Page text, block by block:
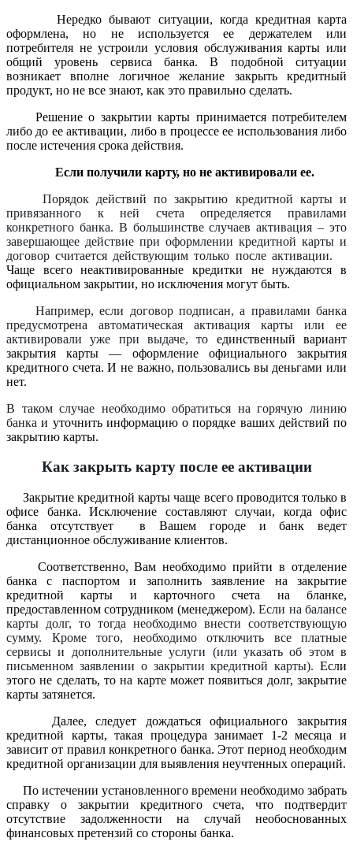
Нередко бывают ситуации, когда кредитная карта
оформлена, но не используется ее держателем или
потребителя не устроили условия обслуживания карты или
общий уровень сервиса банка. В подобной ситуации
возникает вполне логичное желание закрыть кредитный
продукт, но не все знают, как это правильно сделать.
Решение о закрытии карты принимается потребителем
либо до ее активации, либо в процессе ее использования либо
после истечения срока действия.
Если получили карту, но не активировали ее.
Порядок действий по закрытию кредитной карты и
привязанного к ней счета определяется правилами
конкретного банка. В большинстве случаев активация – это
завершающее действие при оформлении кредитной карты и
договор считается действующим только после активации.
Чаще всего неактивированные кредитки не нуждаются в
официальном закрытии, но исключения могут быть.
Например, если договор подписан, а правилами банка
предусмотрена автоматическая активация карты или ее
активировали уже при выдаче, то единственный вариант
закрытия карты — оформление официального закрытия
кредитного счета. И не важно, пользовались вы деньгами или
нет.
В таком случае необходимо обратиться на горячую линию
банка и уточнить информацию о порядке ваших действий по
закрытию карты.
Как закрыть карту после ее активации
Закрытие кредитной карты чаще всего проводится только в
офисе банка. Исключение составляют случаи, когда офис
банка отсутствует в Вашем городе и банк ведет
дистанционное обслуживание клиентов.
Соответственно, Вам необходимо прийти в отделение
банка с паспортом и заполнить заявление на закрытие
кредитной карты и карточного счета на бланке,
предоставленном сотрудником (менеджером). Если на балансе
карты долг, то тогда необходимо внести соответствующую
сумму. Кроме того, необходимо отключить все платные
сервисы и дополнительные услуги (или указать об этом в
письменном заявлении о закрытии кредитной карты). Если
этого не сделать, то на карте может появиться долг, закрытие
карты затянется.
Далее, следует дождаться официального закрытия
кредитной карты, такая процедура занимает 1-2 месяца и
зависит от правил конкретного банка. Этот период необходим
кредитной организации для выявления неучтенных операций.
По истечении установленного времени необходимо забрать
справку о закрытии кредитного счета, что подтвердит
отсутствие задолженности на случай необоснованных
финансовых претензий со стороны банка.